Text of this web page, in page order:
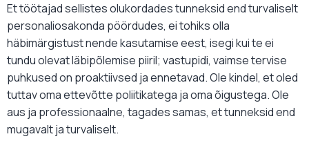
Et töötajad sellistes olukordades tunneksid end turvaliselt
personaliosakonda pöördudes, ei tohiks olla
häbimärgistust nende kasutamise eest, isegi kui te ei
tundu olevat läbipõlemise piiril; vastupidi, vaimse tervise
puhkused on proaktiivsed ja ennetavad. Ole kindel, et oled
tuttav oma ettevõtte poliitikatega ja oma õigustega. Ole
aus ja professionaalne, tagades samas, et tunneksid end
mugavalt ja turvaliselt.